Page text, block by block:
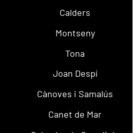
Calders
Montseny
Tona
Joan Despí
Cànoves i Samalús
Canet de Mar